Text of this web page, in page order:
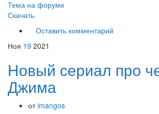
Тема на форуме
Скачать
Оставить комментарий
Ноя 19 2021
Новый сериал про
Джима
отimangos